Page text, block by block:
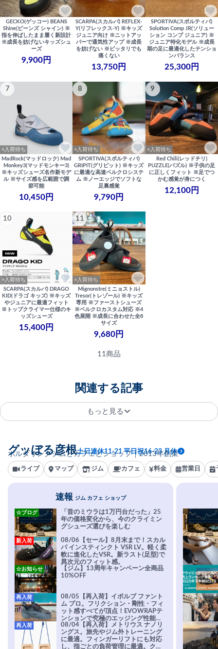
GECKO(ゲッコー) BEANS
Shine(ビーンズ シャイン) ※
指を伸ばしたまま履く新設計
※成長を妨げないキッズシュ
ーズ
9,900円
SCARPA(スカルパ) REFLEX-
Y(リフレックス-Y) ※キッズ
ジュニア向け ※ニットアッ
パーで通気性アップ ※成長
を妨げない ※ピッタリでも
痛くない
13,750円
SPORTIVA(スポルティバ)
Solution Comp JR(ソリュー
ション コンプ ジュニア) ※
ジュニア特化モデル ※成長
期の足に最適化したテンショ
ンバランス
25,300円
7
×入荷待ち
MadRock(マッドロック) Mad
Monkey3(マッドモンキー3)
※キッズシューズ名作新モデ
ル ※サイズ感を広範囲で調
節可能
10,450円
8
×入荷待ち
SPORTIVA(スポルティバ)
GRIPIT(グリピット) ※キッズ
に最適な高速ベルクロシステ
ム ※ノーエッジでソフトな
足裏感覚
9,790円
9
×入荷待ち
Red Chili(レッドチリ)
PUZZLE(パズル) ※子供の足
に正しくフィット ※足でつ
かむ感覚が身につく
12,100円
10
×入荷待ち
SCARPA(スカルパ) DRAGO
KID(ドラゴ キッズ) ※キッズ
やジュニアに最適フィット
※トップクライマー仕様のキ
ッズシューズ
15,400円
11
×入荷待ち
Mignonstre(ミニョストル)
Tresor(トレゾール) ※キッズ
専用 ※ファーストシューズ
※ベルクロカスタム対応 ※4
色展開 ※成長に合わせた全8
サイズ
9,680円
11商品
関連する記事
もっと見る
ボルダリングジムとカフェとショップ｜2013年創業
グッぼる彦根土日連休11-21 平日祝16-23 月休
ライブ マップ ジム カフェ 料金 営業日
速報 ジム カフェ ショップ
「昔のミウラは1万円台だった」25
年の価格変化から、今のクライミン
グシューズ選びを楽しむ
☆ブログ
08/06【セール】8月末まで！スカル
パ インスティンクト VSR LV。軽く柔
軟に進化したVSR。新ラスト(足型)で
異次元のフィット感。
新入荷
【ジム】13周年キャンペーン全商品
10%OFF
☆お知らせ
08/05【再入荷】イボルブ ファント
ム プロ。フリクション・剛性・フィ
ット感すべてが頂点！EVOWRAPテ
ンションで究極のエッジング性能を
実現。進化系ラバーEvo-74はTRAX
を凌駕する粘着力で極小ホールドに
安心感。
再入荷
08/04【再入荷】メトリウス ナノリ
ングス。旅先やジム外トレーニング
に最適。フィンガーリフトにも対応
し、指ごとの負荷管理に最適。クラ
再入荷